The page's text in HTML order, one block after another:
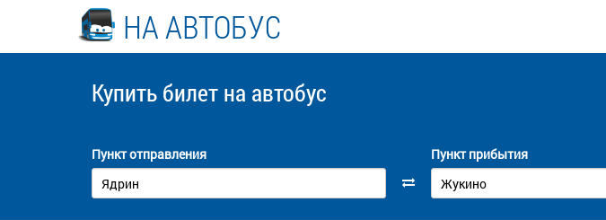
НА АВТОБУС
Купить билет на автобус
Пункт отправления Пункт прибытия